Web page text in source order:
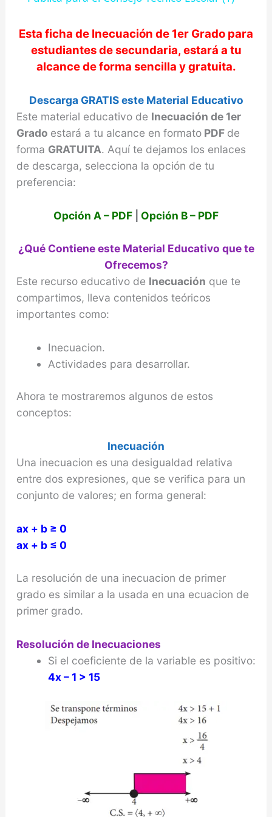
y
V
i
d
o
Esta ficha de Inecuación de 1er Grado para
estudiantes de secundaria, estará a tu
alcance de forma sencilla y gratuita.
Descarga GRATIS este Material Educativo
Este material educativo de Inecuación de 1er
Grado estará a tu alcance en formatoPDF de
forma GRATUITA. Aquí te dejamos los enlaces
de descarga, selecciona la opción de tu
preferencia:
Opción A – PDF Opción B – PDF
¿Qué Contiene este Material Educativo que te
Ofrecemos?
Este recurso educativo de Inecuación que te
compartimos, lleva contenidos teóricos
importantes como:
Inecuacion.
Actividades para desarrollar.
Ahora te mostraremos algunos de estos
conceptos:
Inecuación
Una inecuacion es una desigualdad relativa
entre dos expresiones, que se verifica para un
conjunto de valores; en forma general:
ax + b ≥ 0
ax + b ≤ 0
La resolución de una inecuacion de primer
grado es similar a la usada en una ecuacion de
primer grado.
Resolución de Inecuaciones
Si el coeficiente de la variable es positivo:
4x – 1 > 15